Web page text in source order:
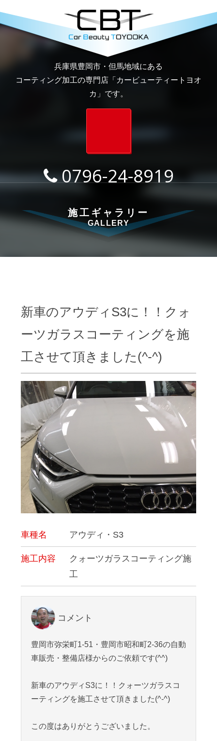
カービューティ
兵庫県豊岡市・但馬地域にある
コーティング加工の専門店「カービューティートヨオ
カ」です。
0796-24-8919
施工ギャラリー
GALLERY
新車のアウディS3に！！クォ
ーツガラスコーティングを施
工させて頂きました(^-^)
車種名 アウディ・S3
施工内容
クォーツガラスコーティング施
工
コメント
豊岡市弥栄町1-51・豊岡市昭和町2-36の自動
車販売・整備店様からのご依頼です(^^)
新車のアウディS3に！！クォーツガラスコ
ーティングを施工させて頂きました(^-^)
この度はありがとうございました。